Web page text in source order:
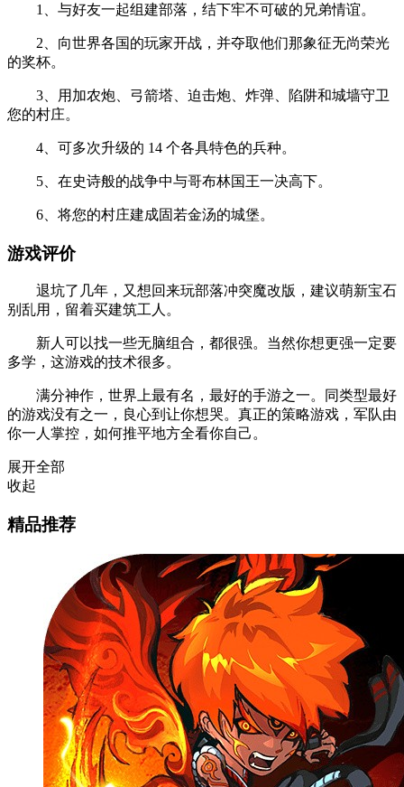
1、与好友一起组建部落，结下牢不可破的兄弟情谊。
2、向世界各国的玩家开战，并夺取他们那象征无尚荣光
的奖杯。
3、用加农炮、弓箭塔、迫击炮、炸弹、陷阱和城墙守卫
您的村庄。
4、可多次升级的 14 个各具特色的兵种。
5、在史诗般的战争中与哥布林国王一决高下。
6、将您的村庄建成固若金汤的城堡。
游戏评价
退坑了几年，又想回来玩部落冲突魔改版，建议萌新宝石
别乱用，留着买建筑工人。
新人可以找一些无脑组合，都很强。当然你想更强一定要
多学，这游戏的技术很多。
满分神作，世界上最有名，最好的手游之一。同类型最好
的游戏没有之一，良心到让你想哭。真正的策略游戏，军队由
你一人掌控，如何推平地方全看你自己。
展开全部
收起
精品推荐